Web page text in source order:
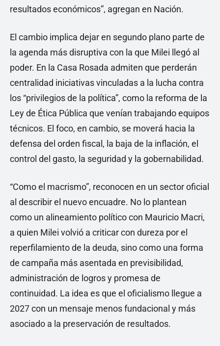
resultados económicos”, agregan en Nación.
El cambio implica dejar en segundo plano parte de
la agenda más disruptiva con la que Milei llegó al
poder. En la Casa Rosada admiten que perderán
centralidad iniciativas vinculadas a la lucha contra
los “privilegios de la política”, como la reforma de la
Ley de Ética Pública que venían trabajando equipos
técnicos. El foco, en cambio, se moverá hacia la
defensa del orden fiscal, la baja de la inflación, el
control del gasto, la seguridad y la gobernabilidad.
“Como el macrismo”, reconocen en un sector oficial
al describir el nuevo encuadre. No lo plantean
como un alineamiento político con Mauricio Macri,
a quien Milei volvió a criticar con dureza por el
reperfilamiento de la deuda, sino como una forma
de campaña más asentada en previsibilidad,
administración de logros y promesa de
continuidad. La idea es que el oficialismo llegue a
2027 con un mensaje menos fundacional y más
asociado a la preservación de resultados.